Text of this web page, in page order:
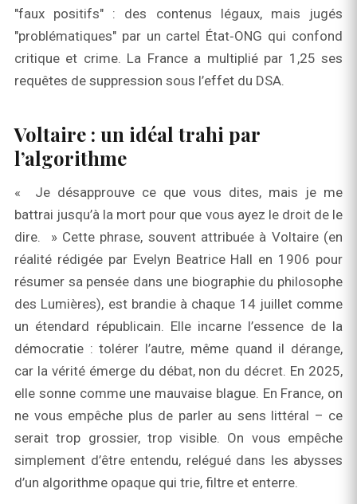
"faux positifs" : des contenus légaux, mais jugés
"problématiques" par un cartel État‑ONG qui confond
critique et crime. La France a multiplié par 1,25 ses
requêtes de suppression sous l’effet du DSA.
Voltaire : un idéal trahi par
l’algorithme
« Je désapprouve ce que vous dites, mais je me
battrai jusqu’à la mort pour que vous ayez le droit de le
dire. » Cette phrase, souvent attribuée à Voltaire (en
réalité rédigée par Evelyn Beatrice Hall en 1906 pour
résumer sa pensée dans une biographie du philosophe
des Lumières), est brandie à chaque 14 juillet comme
un étendard républicain. Elle incarne l’essence de la
démocratie : tolérer l’autre, même quand il dérange,
car la vérité émerge du débat, non du décret. En 2025,
elle sonne comme une mauvaise blague. En France, on
ne vous empêche plus de parler au sens littéral – ce
serait trop grossier, trop visible. On vous empêche
simplement d’être entendu, relégué dans les abysses
d’un algorithme opaque qui trie, filtre et enterre.